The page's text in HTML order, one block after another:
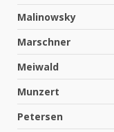
Malinowsky
Marschner
Meiwald
Munzert
Petersen